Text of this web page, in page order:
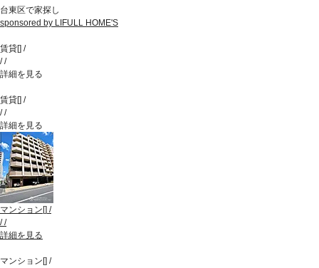
台東区で家探し
sponsored by LIFULL HOME'S
賃貸[] /
//
詳細を見る
賃貸[] /
//
詳細を見る
マンション [] /
//
詳細を見る
マンション [] /